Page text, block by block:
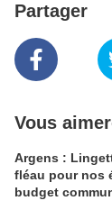
Partager
Vous
Argens :
fléau pour nos
budget